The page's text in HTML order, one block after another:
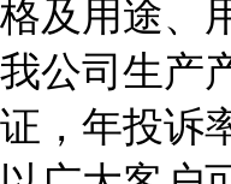
格及用途、
我公司生产
证，年投诉